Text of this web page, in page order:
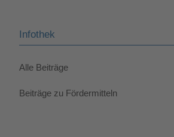
Infothek
Alle Beiträge
Beiträge zu Fördermitteln